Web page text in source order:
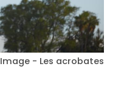
Image - Les acrobates